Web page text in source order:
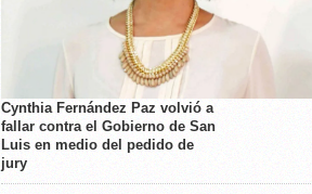
Cynthia Fernández Paz volvió a
fallar contra el Gobierno de San
Luis en medio del pedido de
jury